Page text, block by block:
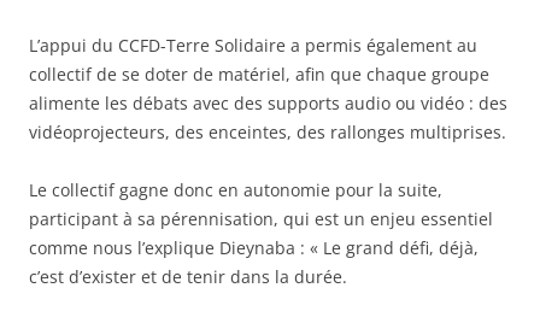
L’appui du CCFD-Terre Solidaire a permis également au
collectif de se doter de matériel, afin que chaque groupe
alimente les débats avec des supports audio ou vidéo : des
vidéoprojecteurs, des enceintes, des rallonges multiprises.
Le collectif gagne donc en autonomie pour la suite,
participant à sa pérennisation, qui est un enjeu essentiel
comme nous l’explique Dieynaba : « Le grand défi, déjà,
c’est d’exister et de tenir dans la durée.